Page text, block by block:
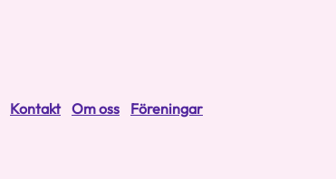
Kontakt Om oss Föreningar